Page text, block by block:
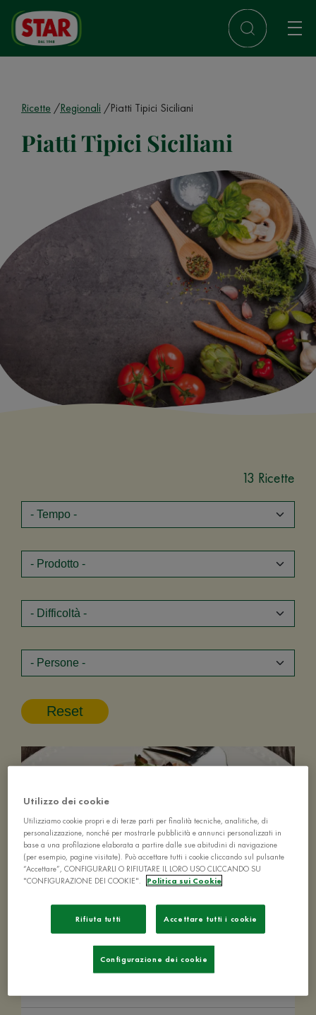
Ricette Regionali Piatti Tipici Siciliani
Piatti Tipici Siciliani
13 Ricette
Ricetta originale della Pasta alla Norma
Utilizzo dei cookie
Utilizziamo cookie propri e di terze parti per finalità tecniche, analitiche, di
personalizzazione, nonché per mostrarle pubblicità e annunci personalizzati in
base a una profilazione elaborata a partire dalle sue abitudini di navigazione
(per esempio, pagine visitate). Può accettare tutti i cookie cliccando sul pulsante
“Accettare”, CONFIGURARLI O RIFIUTARE IL LORO USO CLICCANDO SU
"CONFIGURAZIONE DEI COOKIE".
Politica sui Cookie
Rifiuta tutti Accettare tutti i cookie
Configurazione dei cookie